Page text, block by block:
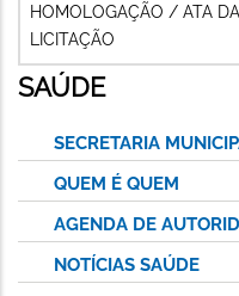
HOMOLOGAÇÃO / ATA DA
LICITAÇÃO
SAÚDE
SECRETARIA
QUEM É QUEM
AGENDA DE
NOTÍCIAS SAÚDE